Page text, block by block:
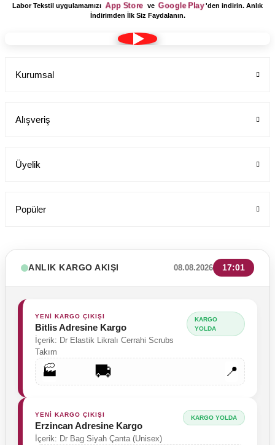
949,00 TL
Labor Tekstil uygulamamızı App Store ve Google Play'den indirin. Anlık
İndirimden İlk Siz Faydalanın.
Kurumsal
Alışveriş
Üyelik
Popüler
ANLIK KARGO AKIŞI 08.08.2026 17:01
YENİ KARGO ÇIKIŞI
Bitlis Adresine Kargo
İçerik: Dr Elastik Likralı Cerrahi Scrubs
Takım
KARGO
YOLDA
🏭 🚚 📍
YENİ KARGO ÇIKIŞI
Erzincan Adresine Kargo
İçerik: Dr Bag Siyah Çanta (Unisex)
KARGO YOLDA